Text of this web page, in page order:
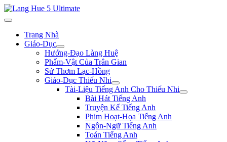
Trang Nhà
Giáo-Dục
Hướng-Đạo Làng Huệ
Phẩm-Vật Của Trân Gian
Sử Thơm Lạc-Hồng
Giáo-Dục Thiếu Nhi
Tài-Liệu Tiếng Anh Cho Thiếu Nhi
Bài Hát Tiếng Anh
Truyện Kể Tiếng Anh
Phim Hoạt-Họa Tiếng Anh
Ngôn-Ngữ Tiếng Anh
Toán Tiếng Anh